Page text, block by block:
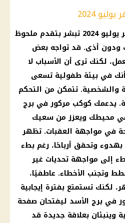
2024
توقعات برج القوس لشهر يوليو 2024 تبشر بتقدم ملحوظ
ودون أذى. قد تواجه بعض
لكنك ترى أن الأسباب لا
في بيئة طفولية تسعى
والشخصية. تتمكن من التحكم
يدعمك كوكب مركور في برج
في محيطك ويعزز من سعيك
في مواجهة العقبات. تظهر
وتحقق أرباحًا، رغم بطء
إلى مواجهة تحديات غير
وتجنب الأخطاء. عاطفيًا،
لكنك تستمتع بفترة إيجابية
في برج الأسد ليفتحان صفحة
وينبئان بعلاقة جديدة قد